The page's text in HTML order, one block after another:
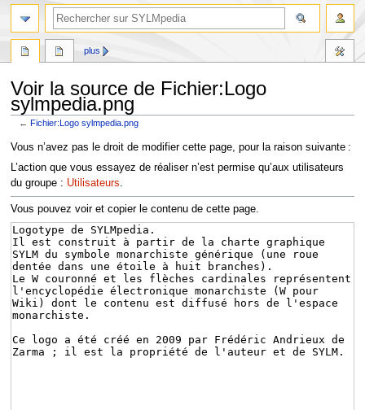
Voir la source de Fichier:Logo
sylmpedia.png
←Fichier:Logo sylmpedia.png
Aller
à
la
navigation
Aller
à
la
recherche
Vous n’avez pas le droit de modifier cette page, pour la raison suivante :
L’action que vous essayez de réaliser n’est permise qu’aux utilisateurs
du groupe : Utilisateurs.
Vous pouvez voir et copier le contenu de cette page.
plus